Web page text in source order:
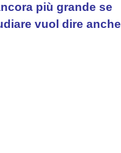
più grande se
vuol dire anche